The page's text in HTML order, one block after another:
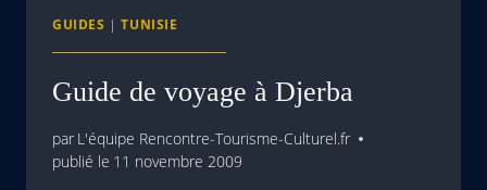
GUIDES |TUNISIE
Guide de voyage à Djerba
par L'équipe Rencontre-Tourisme-Culturel.fr
publié le 11 novembre 2009